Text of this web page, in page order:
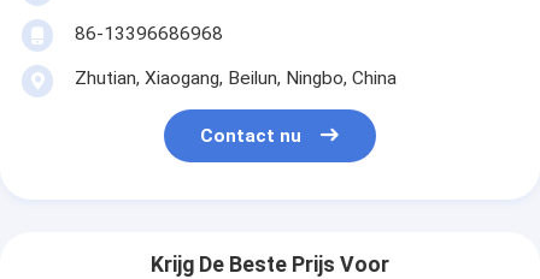
86-13396686968
Zhutian, Xiaogang, Beilun, Ningbo, China
Contact nu
Krijg De Beste Prijs Voor